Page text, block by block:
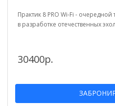
Практик 8 PRO Wi-Fi -
в разработке отечественных
30400р.